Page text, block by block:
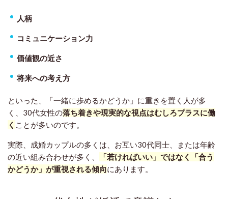
人柄
コミュニケーション力
価値観の近さ
将来への考え方
といった、「一緒に歩めるかどうか」に重きを置く人が多
く、30代女性の落ち着きや現実的な視点はむしろプラスに働
く ことが多いのです。
実際、成婚カップルの多くは、お互い30代同士、または年齢
の近い組み合わせが多く、
「若ければいい」ではなく「合う
かどうか」が重視される傾向にあります。